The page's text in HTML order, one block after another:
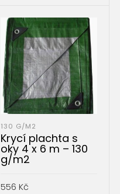
130 G/M2
Krycí plachta s
oky 4 x 6 m – 130
g/m2
556 Kč